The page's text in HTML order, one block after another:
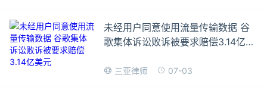
未经用户同意使用流量传输数据 谷
歌集体诉讼败诉被要求赔偿3.14亿美
三亚律师 07-03